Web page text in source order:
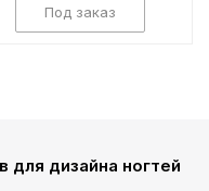
Под заказ
для дизайна ногтей